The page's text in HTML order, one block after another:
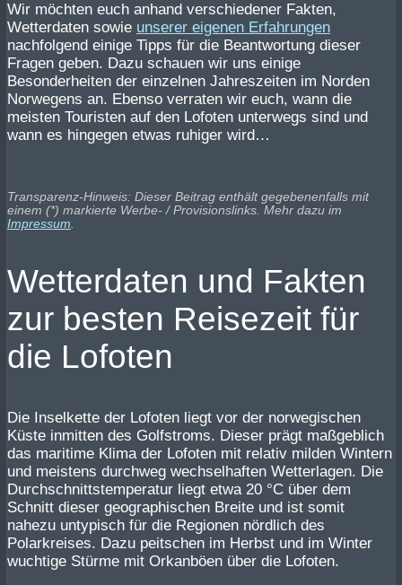
Wir möchten euch anhand verschiedener Fakten,
Wetterdaten sowie unserer eigenen Erfahrungen
nachfolgend einige Tipps für die Beantwortung dieser
Fragen geben. Dazu schauen wir uns einige
Besonderheiten der einzelnen Jahreszeiten im Norden
Norwegens an. Ebenso verraten wir euch, wann die
meisten Touristen auf den Lofoten unterwegs sind und
wann es hingegen etwas ruhiger wird…
Transparenz-Hinweis: Dieser Beitrag enthält gegebenenfalls mit
einem (*) markierte Werbe- / Provisionslinks. Mehr dazu im
Impressum
Wetterdaten und Fakten
zur besten Reisezeit für
die Lofoten
Die Inselkette der Lofoten liegt vor der norwegischen
Küste inmitten des Golfstroms. Dieser prägt maßgeblich
das maritime Klima der Lofoten mit relativ milden Wintern
und meistens durchweg wechselhaften Wetterlagen. Die
Durchschnittstemperatur liegt etwa 20 °C über dem
Schnitt dieser geographischen Breite und ist somit
nahezu untypisch für die Regionen nördlich des
Polarkreises. Dazu peitschen im Herbst und im Winter
wuchtige Stürme mit Orkanböen über die Lofoten.